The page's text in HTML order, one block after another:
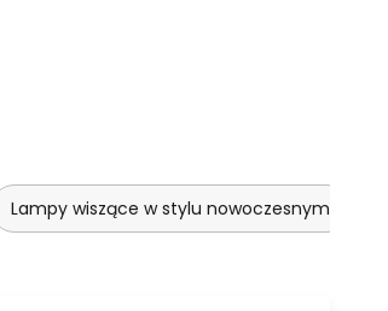
Lampy wiszące w stylu nowoczesnym